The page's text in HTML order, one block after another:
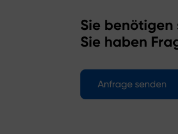
Sie benötigen
Sie haben
Anfrage senden